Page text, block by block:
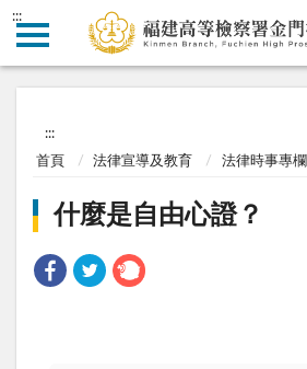
:::
:::
首頁 法律宣導及教育 法律時事專欄
什麼是自由心證？